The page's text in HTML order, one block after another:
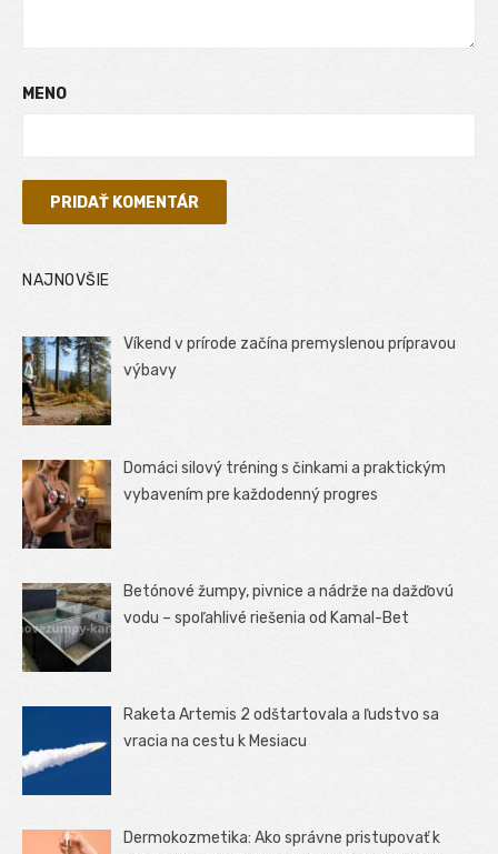
MENO
NAJNOVŠIE
Víkend v prírode začína premyslenou prípravou
výbavy
Domáci silový tréning s činkami a praktickým
vybavením pre každodenný progres
Betónové žumpy, pivnice a nádrže na dažďovú
vodu – spoľahlivé riešenia od Kamal-Bet
Raketa Artemis 2 odštartovala a ľudstvo sa
vracia na cestu k Mesiacu
Dermokozmetika: Ako správne pristupovať k